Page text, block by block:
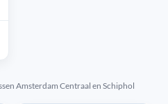
Amsterdam Centraal en Schiphol